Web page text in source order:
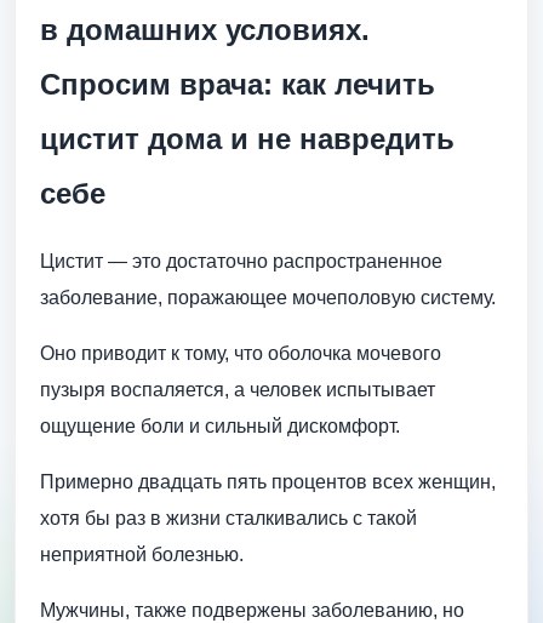
в домашних условиях.
Спросим врача: как лечить
цистит дома и не навредить
себе
Цистит — это достаточно распространенное
заболевание, поражающее мочеполовую систему.
Оно приводит к тому, что оболочка мочевого
пузыря воспаляется, а человек испытывает
ощущение боли и сильный дискомфорт.
Примерно двадцать пять процентов всех женщин,
хотя бы раз в жизни сталкивались с такой
неприятной болезнью.
Мужчины, также подвержены заболеванию, но